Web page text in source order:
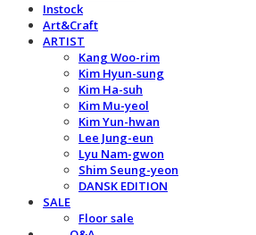
Instock
Art&Craft
ARTIST
Kang Woo-rim
Kim Hyun-sung
Kim Ha-suh
Kim Mu-yeol
Kim Yun-hwan
Lee Jung-eun
Lyu Nam-gwon
Shim Seung-yeon
DANSK EDITION
SALE
Floor sale